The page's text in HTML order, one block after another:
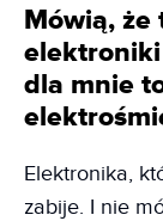
Mówią, że
elektroniki
dla mnie
Elektronika,
zabije. I nie